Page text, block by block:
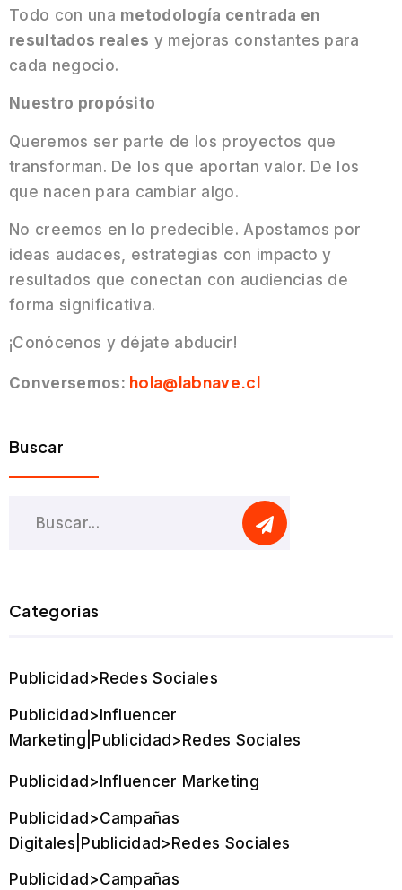
Todo con una metodología centrada en
resultados reales y mejoras constantes para
cada negocio.
Nuestro propósito
Queremos ser parte de los proyectos que
transforman. De los que aportan valor. De los
que nacen para cambiar algo.
No creemos en lo predecible. Apostamos por
ideas audaces, estrategias con impacto y
resultados que conectan con audiencias de
forma significativa.
¡Conócenos y déjate abducir!
Conversemos: hola@labnave.cl
Buscar
Categorias
Publicidad>Redes Sociales
Publicidad>Influencer
Marketing|Publicidad>Redes Sociales
Publicidad>Influencer Marketing
Publicidad>Campañas
Digitales|Publicidad>Redes Sociales
Publicidad>Campañas